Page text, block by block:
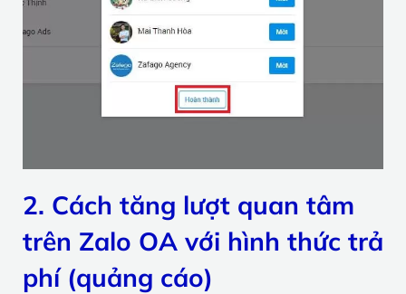
2. Cách tăng lượt quan tâm
trên Zalo OA với hình thức trả
phí (quảng cáo)